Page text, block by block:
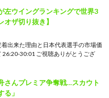
左ウイングランキングで世界3
ザ切り抜き】
出来た理由と日本代表選手の市場価
26:20-30:01 ご視聴ありがとうござ
さんプレミア争奪戦…スカウト
る」